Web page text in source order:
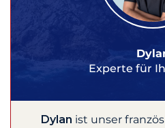
Experte für
Dylan ist unser